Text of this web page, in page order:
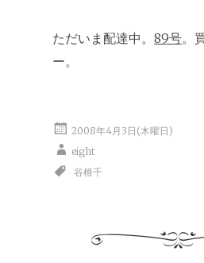
ただいま配達中。 89号。
ー。
2008年4月3日(木曜日)
eight
谷根千